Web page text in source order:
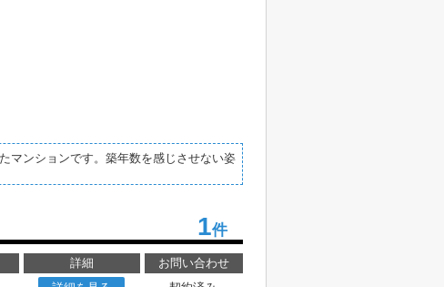
マンションです。築年数を感じさせない姿
1件
詳細
お問い合わせ